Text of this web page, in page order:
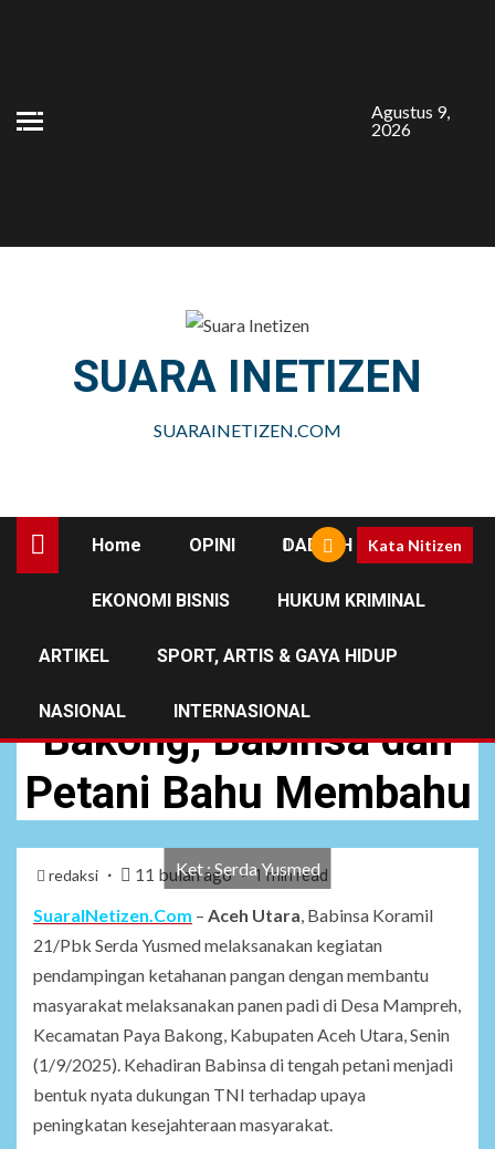
Agustus 9,
2026
SUARA INETIZEN
SUARAINETIZEN.COM
Home OPINI DAERAH
EKONOMI BISNIS HUKUM KRIMINAL
ARTIKEL SPORT, ARTIS & GAYA HIDUP
NASIONAL INTERNASIONAL
Kata Nitizen
Bakong, Babinsa dan
Petani Bahu Membahu
redaksi 11 bulan ago 1 min read
Ket : Serda Yusmed
SuaraINetizen.Com – Aceh Utara, Babinsa Koramil
21/Pbk Serda Yusmed melaksanakan kegiatan
pendampingan ketahanan pangan dengan membantu
masyarakat melaksanakan panen padi di Desa Mampreh,
Kecamatan Paya Bakong, Kabupaten Aceh Utara, Senin
(1/9/2025). Kehadiran Babinsa di tengah petani menjadi
bentuk nyata dukungan TNI terhadap upaya
peningkatan kesejahteraan masyarakat.